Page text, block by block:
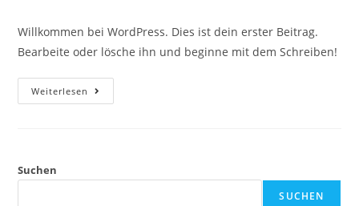
Willkommen bei WordPress. Dies ist dein erster Beitrag.
Bearbeite oder lösche ihn und beginne mit dem Schreiben!
Weiterlesen
Suchen
SUCHEN